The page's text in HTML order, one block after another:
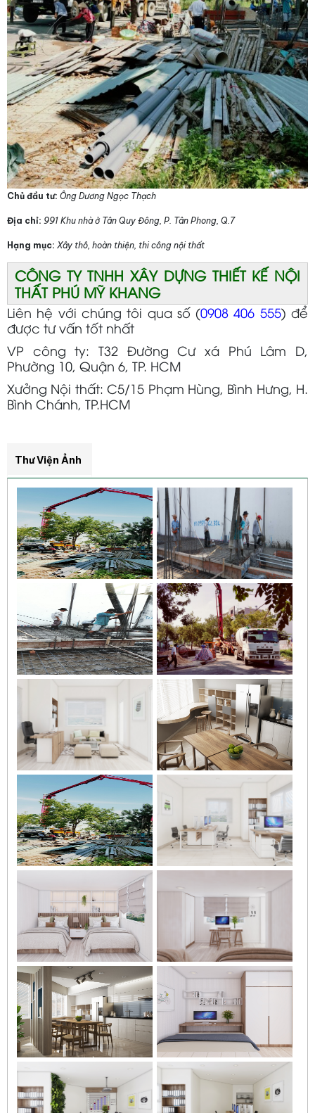
Chủ đầu tư: Ông Dương Ngọc Thạch
Địa chỉ: 991 Khu nhà ở Tân Quy Đông, P. Tân Phong, Q.7
Hạng mục: Xây thô, hoàn thiện, thi công nội thất
CÔNG TY TNHH XÂY DỰNG THIẾT KẾ NỘI
THẤT PHÚ MỸ KHANG
Liên hệ với chúng tôi qua số (0908 406 555) để
được tư vấn tốt nhất
VP công ty: T32 Đường Cư xá Phú Lâm D,
Phường 10, Quận 6, TP. HCM
Xưởng Nội thất: C5/15 Phạm Hùng, Bình Hưng, H.
Bình Chánh, TP.HCM
Thư Viện Ảnh